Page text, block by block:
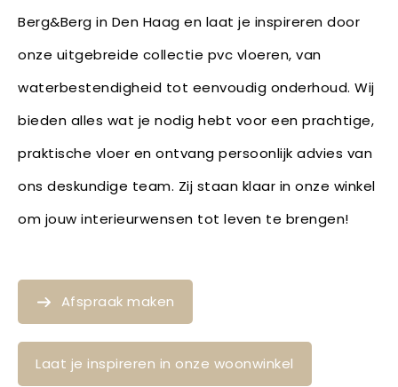
Berg&Berg in Den Haag en laat je inspireren door
onze uitgebreide collectie pvc vloeren, van
waterbestendigheid tot eenvoudig onderhoud. Wij
bieden alles wat je nodig hebt voor een prachtige,
praktische vloer en ontvang persoonlijk advies van
ons deskundige team. Zij staan klaar in onze winkel
om jouw interieurwensen tot leven te brengen!
Afspraak maken
Laat je inspireren in onze woonwinkel